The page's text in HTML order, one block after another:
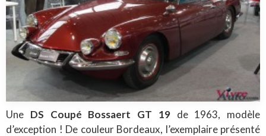
Une DS Coupé Bossaert GT 19de 1963, modèle
d’exception ! De couleur Bordeaux, l’exemplaire présenté